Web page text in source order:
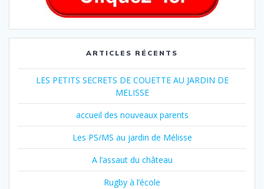
ARTICLES RÉCENTS
LES PETITS SECRETS DE COUETTE AU JARDIN DE
MELISSE
accueil des nouveaux parents
Les PS/MS au jardin de Mélisse
A l’assaut du château
Rugby à l’école